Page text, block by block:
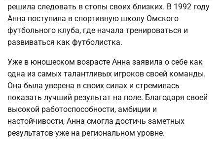
решила следовать в стопы своих близких. В 1992 году
Анна поступила в спортивную школу Омского
футбольного клуба, где начала тренироваться и
развиваться как футболистка.
Уже в юношеском возрасте Анна заявила о себе как
одна из самых талантливых игроков своей команды.
Она была уверена в своих силах и стремилась
показать лучший результат на поле. Благодаря своей
высокой работоспособности, амбиции и
настойчивости, Анна смогла достичь заметных
результатов уже на региональном уровне.